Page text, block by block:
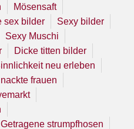
Mösensaft
sex bilder
Sexy bilder
Sexy Muschi
Dicke titten bilder
neu erleben
frauen
Getragene strumpfhosen